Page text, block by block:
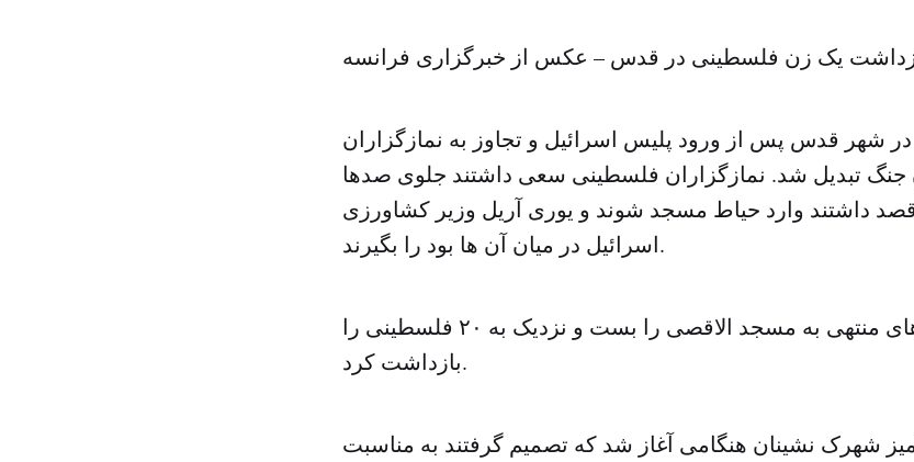
یک زن فلسطینی در قدس – عکس از خبرگزاری فرانسه
شهر قدس پس از ورود پلیس اسرائیل و تجاوز به نمازگزاران
جنگ تبدیل شد. نمازگزاران فلسطینی سعی داشتند جلوی صدها
داشتند وارد حیاط مسجد شوند و یوری آریل وزیر کشاورزی
اسرائیل در میان آن ها بود را بگیرند.
پلیس تمامی راه های منتهی به مسجد الاقصی را بست و نزدیک به ۲۰ فلسطینی را
بازداشت کرد.
شهرک نشینان هنگامی آغاز شد که تصمیم گرفتند به مناسبت